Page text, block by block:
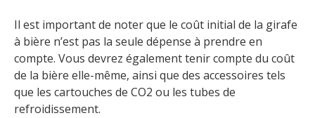
Il est important de noter que le coût initial de la girafe
à bière n’est pas la seule dépense à prendre en
compte. Vous devrez également tenir compte du coût
de la bière elle-même, ainsi que des accessoires tels
que les cartouches de CO2 ou les tubes de
refroidissement.